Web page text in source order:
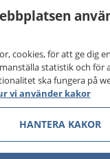
råd om hälsa och
mottagningar du
din journal och
telefonnummer
dygnet runt.
när du vill må bättre.
cookies, för att ge dig
statistik och för
ska fungera på
vi använder kakor
HANTERA KAKOR